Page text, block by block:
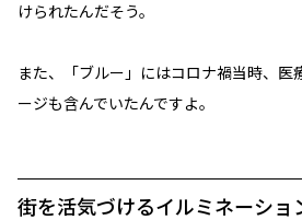
けられたんだそう。
また、「ブルー」にはコロナ禍当時、医
ージも含んでいたんですよ。
街を活気づけるイルミネーショ